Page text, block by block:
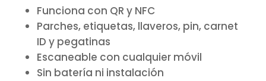
Funciona con QR y NFC
Parches, etiquetas, llaveros, pin, carnet
ID y pegatinas
Escaneable con cualquier móvil
Sin batería ni instalación